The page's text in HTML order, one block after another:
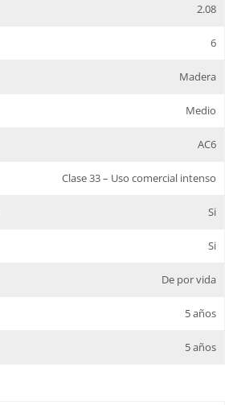
2.08
6
Madera
Medio
AC6
Clase 33 – Uso comercial intenso
Si
Si
De por vida
5 años
5 años